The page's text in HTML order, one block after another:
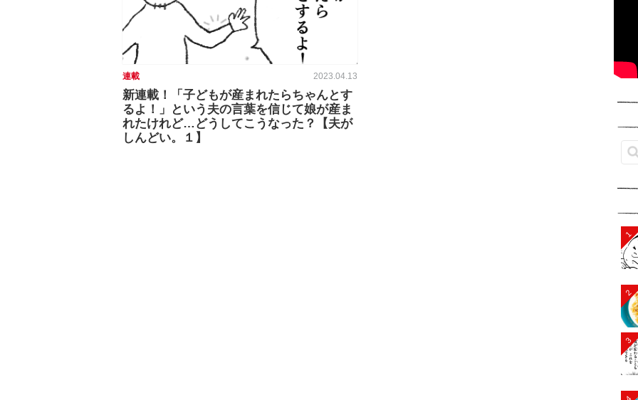
連載 2023.04.13
新連載！「子どもが産まれたらちゃんとす
るよ！」という夫の言葉を信じて娘が産ま
れたけれど…どうしてこうなった？【夫が
しんどい。１】
1
2
3